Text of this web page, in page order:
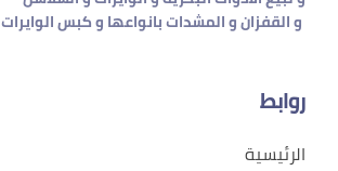
و القفزانو المشدات بانواعها و كبس الوايرات
روابط
الرئيسية